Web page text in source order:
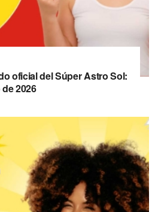
oficial del Súper Astro Sol:
2026